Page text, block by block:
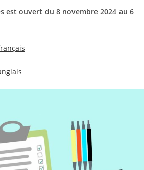
est ouvert du 8 novembre 2024 au 6